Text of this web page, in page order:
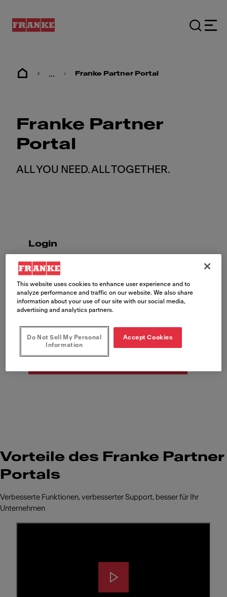
... Franke Partner Portal
Franke Partner
Portal
ALL YOU NEED. ALL TOGETHER.
Login
Sie haben bereits ein Konto?
Vorteile des Franke Partner
Portals
Verbesserte Funktionen, verbesserter Support, besser für Ihr
Unternehmen
This website uses cookies to enhance user experience and to
analyze performance and traffic on our website. We also share
information about your use of our site with our social media,
advertising and analytics partners.
Do Not Sell My Personal
Information
Accept Cookies